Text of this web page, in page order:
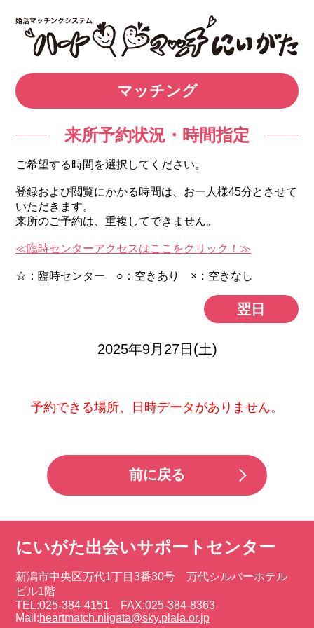
マッチング
来所予約状況・時間指定
ご希望する時間を選択してください。
登録および閲覧にかかる時間は、お一人様45分とさせて
いただきます。
来所のご予約は、重複してできません。
≪臨時センターアクセスはここをクリック！≫
☆：臨時センター ○：空きあり ×：空きなし
翌日
2025年9月27日(土)
予約できる場所、日時データがありません。
前に戻る
にいがた出会いサポートセンター
新潟市中央区万代1丁目3番30号 万代シルバーホテル
ビル1階
TEL:025-384-4151 FAX:025-384-8363
Mail:heartmatch.niigata@sky.plala.or.jp